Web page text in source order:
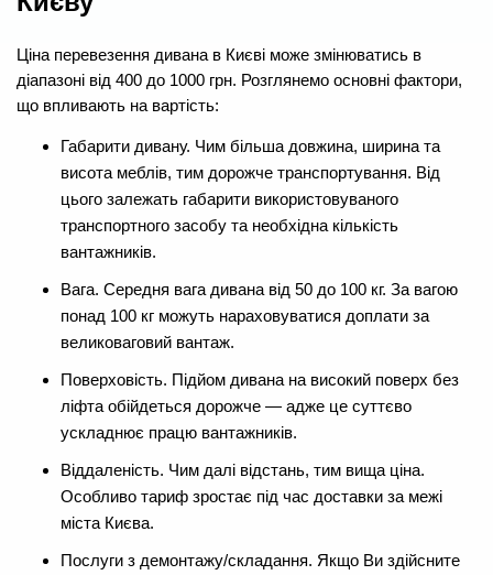
Ціна перевезення дивана в Києві може змінюватись в
діапазоні від 400 до 1000 грн. Розглянемо основні фактори,
що впливають на вартість:
Габарити дивану. Чим більша довжина, ширина та
висота меблів, тим дорожче транспортування. Від
цього залежать габарити використовуваного
транспортного засобу та необхідна кількість
вантажників.
Вага. Середня вага дивана від 50 до 100 кг. За вагою
понад 100 кг можуть нараховуватися доплати за
великоваговий вантаж.
Поверховість. Підйом дивана на високий поверх без
ліфта обійдеться дорожче — адже це суттєво
ускладнює працю вантажників.
Віддаленість. Чим далі відстань, тим вища ціна.
Особливо тариф зростає під час доставки за межі
міста Києва.
Послуги з демонтажу/складання. Якщо Ви здійсните